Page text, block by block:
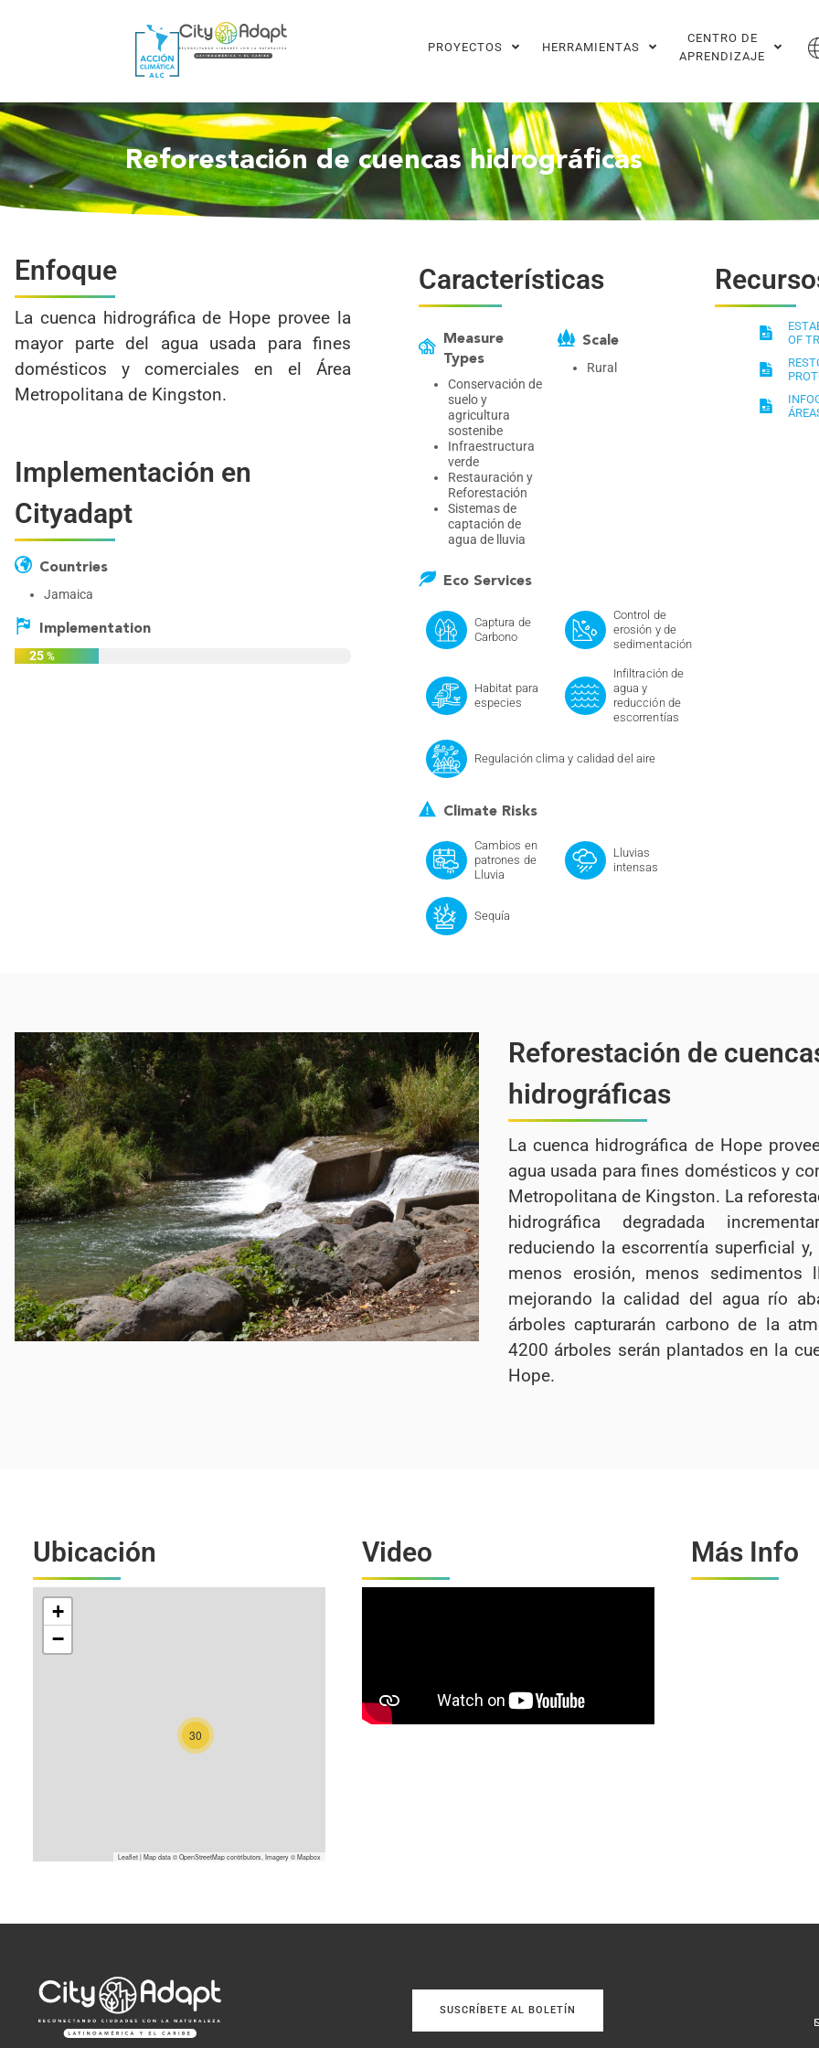
PROYECTOS HERRAMIENTAS
CENTRO DE
APRENDIZAJE
Reforestación de cuencas hidrográficas
Enfoque
La cuenca hidrográfica de Hope provee la
mayor parte del agua usada para fines
domésticos y comerciales en el Área
Metropolitana de Kingston.
Implementación en
Cityadapt
Countries
Jamaica
Implementation
25 %
Características
Measure
Types
Conservación de
suelo y
agricultura
sostenibe
Infraestructura
verde
Restauración y
Reforestación
Sistemas de
captación de
agua de lluvia
Scale
Rural
Eco Services
Captura de
Carbono
Control de
erosión y de
sedimentación
Habitat para
especies
Infiltración de
agua y
reducción de
escorrentías
Regulación clima y calidad del aire
Climate Risks
Cambios en
patrones de
Lluvia
Lluvias
intensas
Sequía
OF
Reforestación de
hidrográficas
La cuenca hidrográfica de Hope
agua usada para fines domésticos y
Metropolitana de Kingston. La
hidrográfica degradada
reduciendo la escorrentía superficial
menos erosión, menos sedimentos
mejorando la calidad del agua río
árboles capturarán carbono de la
4200 árboles serán plantados en la
Hope.
Ubicación
30
+
−
Leaflet| Map data © OpenStreetMapcontributors, Imagery © Mapbox
Video Más Info
SUSCRÍBETE AL BOLETÍN